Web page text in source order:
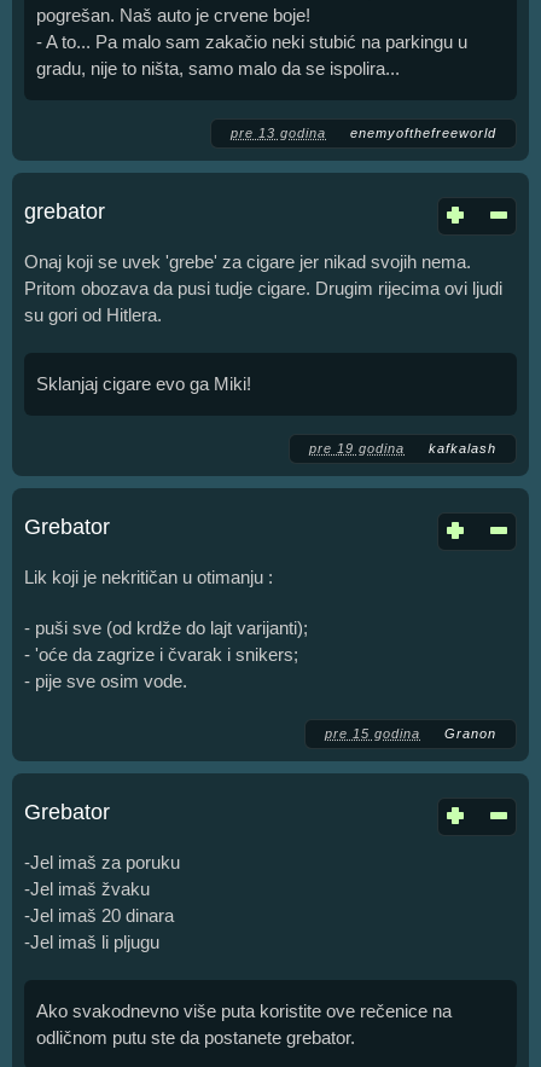
pogrešan. Naš auto je crvene boje!
- A to... Pa malo sam zakačio neki stubić na parkingu u
gradu, nije to ništa, samo malo da se ispolira...
pre 13 godina enemyofthefreeworld
grebator
Onaj koji se uvek 'grebe' za cigare jer nikad svojih nema.
Pritom obozava da pusi tudje cigare. Drugim rijecima ovi ljudi
su gori od Hitlera.
Sklanjaj cigare evo ga Miki!
pre 19 godina kafkalash
Grebator
Lik koji je nekritičan u otimanju :
- puši sve (od krdže do lajt varijanti);
- 'oće da zagrize i čvarak i snikers;
- pije sve osim vode.
pre 15 godina Granon
Grebator
-Jel imaš za poruku
-Jel imaš žvaku
-Jel imaš 20 dinara
-Jel imaš li pljugu
Ako svakodnevno više puta koristite ove rečenice na
odličnom putu ste da postanete grebator.